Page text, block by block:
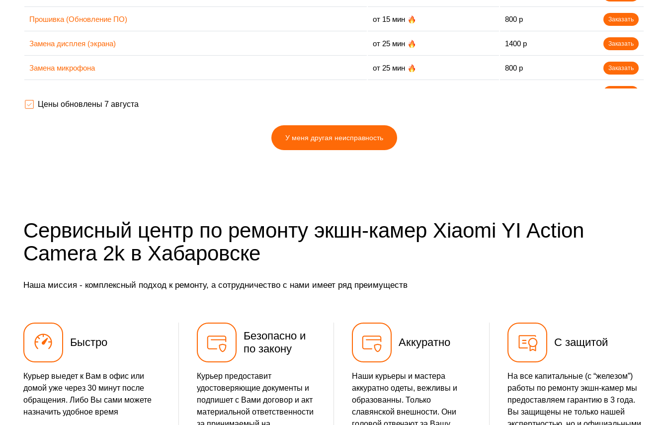
Прошивка (Обновление ПО) от 15 мин 800 р Заказать
Замена дисплея (экрана) от 25 мин 1400 р Заказать
Замена микрофона от 25 мин 800 р Заказать
от 25 мин
Цены обновлены 7 августа
У меня другая неисправность
Сервисный центр по ремонту экшн-камер Xiaomi YI Action
Camera 2k в Хабаровске
Наша миссия - комплексный подход к ремонту, а сотрудничество с нами имеет ряд преимуществ
Быстро
Курьер выедет к Вам в офис или
домой уже через 30 минут после
обращения. Либо Вы сами можете
назначить удобное время
Безопасно и
по закону
Курьер предоставит
удостоверяющие документы и
подпишет с Вами договор и акт
материальной ответственности
Аккуратно
Наши курьеры и мастера
аккуратно одеты, вежливы и
образованны. Только
славянской внешности. Они
С защитой
На все капитальные (с “железом”)
работы по ремонту экшн-камер мы
предоставляем гарантию в 3 года.
Вы защищены не только нашей